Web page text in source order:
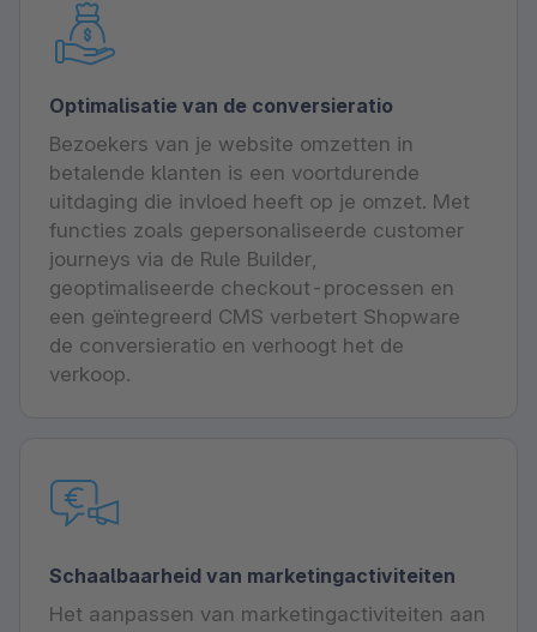
Optimalisatie van de conversieratio
Bezoekers van je website omzetten in
betalende klanten is een voortdurende
uitdaging die invloed heeft op je omzet. Met
functies zoals gepersonaliseerde customer
journeys via de Rule Builder,
geoptimaliseerde checkout-processen en
een geïntegreerd CMS verbetert Shopware
de conversieratio en verhoogt het de
verkoop.
Schaalbaarheid van marketingactiviteiten
Het aanpassen van marketingactiviteiten aan